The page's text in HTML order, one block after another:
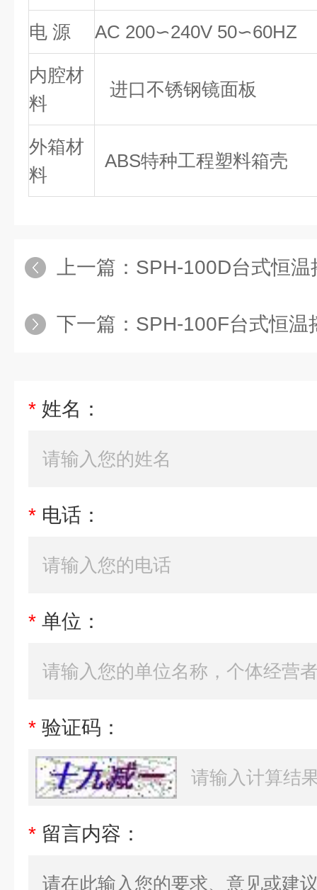
电 源 AC 200∽240V 50∽60HZ
内腔材
料
进口不锈钢镜面板
外箱材
料
ABS特种工程塑料箱壳
上一篇： SPH-100D台式恒温
下一篇： SPH-100F台式恒温摇
* 姓名：
* 电话：
* 单位：
* 验证码：
* 留言内容：